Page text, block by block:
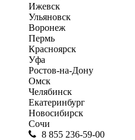
Ижевск
Ульяновск
Воронеж
Пермь
Красноярск
Уфа
Ростов-на-Дону
Омск
Челябинск
Екатеринбург
Новосибирск
Сочи
8 855 236-59-00